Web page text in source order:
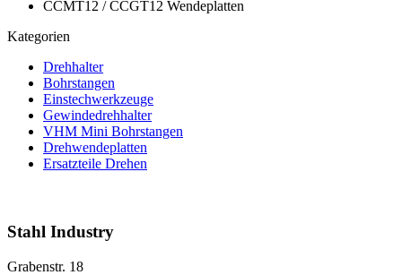
Kategorien
Drehhalter
Bohrstangen
Einstechwerkzeuge
Gewindedrehhalter
VHM Mini Bohrstangen
Drehwendeplatten
Ersatzteile Drehen
Stahl Industry
Grabenstr. 18